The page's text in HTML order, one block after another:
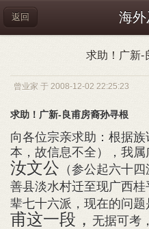
海
返回
求助！广新-
曾业家 于 2008-12-02 22:25:23
求助！广新-良甫房裔孙寻根
向各位宗亲求助：根据
本，故信息不全），我属
汝文公 （参公起六十
善县淡水村迁至现广西
辈七十六派，现在的问题
甫这一段， 无据可考